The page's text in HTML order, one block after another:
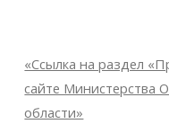
«Ссылка на раздел
сайте Министерства
области»